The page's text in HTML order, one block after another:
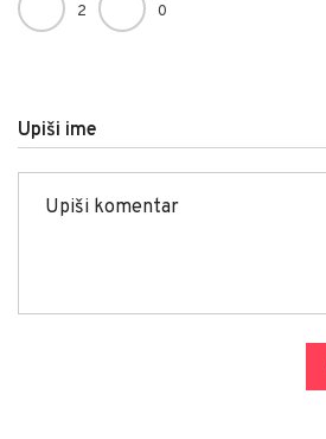
2 0
Upiši ime